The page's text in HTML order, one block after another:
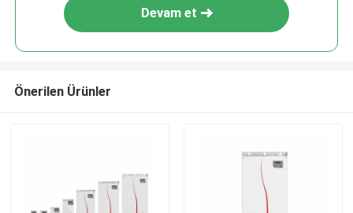
Devam et
Önerilen Ürünler